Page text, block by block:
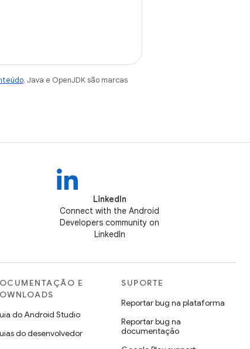
. Java e OpenJDK são marcas
LinkedIn
Connect with the Android
Developers community on
LinkedIn
E
do Android Studio
do desenvolvedor
SUPORTE
Reportar bug na plataforma
Reportar bug na
documentação